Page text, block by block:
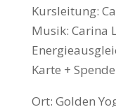
Kursleitung:
Musik: Carina
Karte +
Ort: Golden